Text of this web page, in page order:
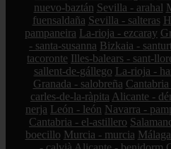
nuevo-baztán Sevilla - arahal
fuensaldaña Sevilla - salteras
pampaneira La-rioja - ezcaray
- santa-susanna Bizkaia -
tacoronte Illes-balears - sant-
sallent-de-gállego La-rioja -
Granada - salobreña
carles-de-la-ràpita Alicante -
nerja León - león Navarra -
Cantabria - el-astillero
boecillo Murcia - murcia